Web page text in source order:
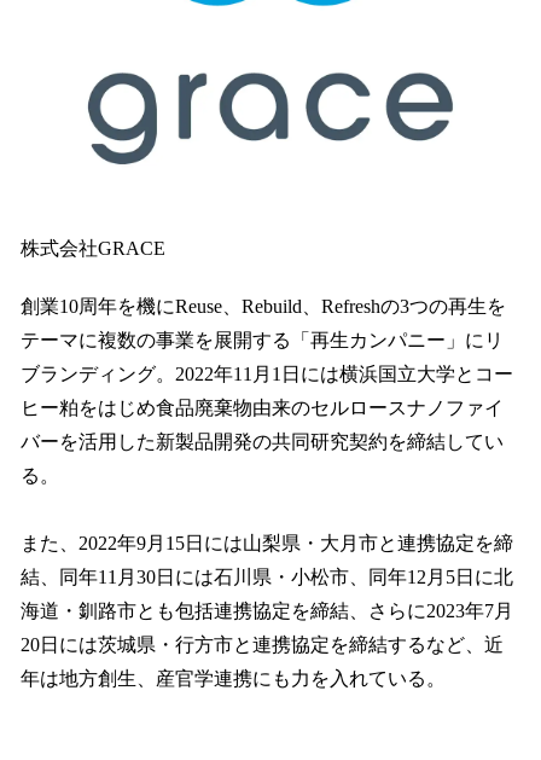
株式会社GRACE
創業10周年を機にReuse、Rebuild、Refreshの3つの再生を
テーマに複数の事業を展開する「再生カンパニー」にリ
ブランディング。2022年11月1日には横浜国立大学とコー
ヒー粕をはじめ食品廃棄物由来のセルロースナノファイ
バーを活用した新製品開発の共同研究契約を締結してい
る。
また、2022年9月15日には山梨県・大月市と連携協定を締
結、同年11月30日には石川県・小松市、同年12月5日に北
海道・釧路市とも包括連携協定を締結、さらに2023年7月
20日には茨城県・行方市と連携協定を締結するなど、近
年は地方創生、産官学連携にも力を入れている。